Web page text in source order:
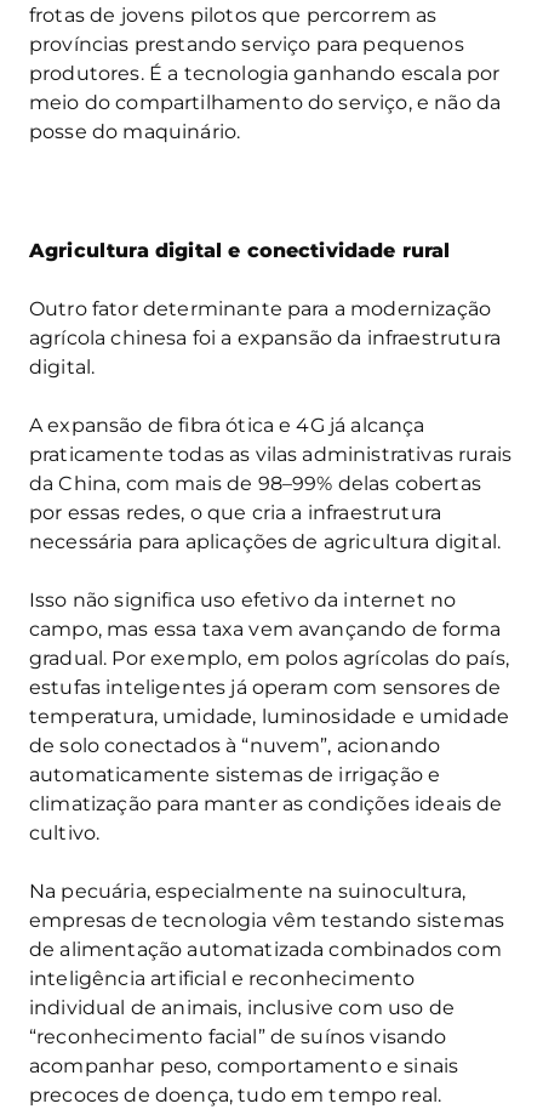
frotas de jovens pilotos que percorrem as
províncias prestando serviço para pequenos
produtores. É a tecnologia ganhando escala por
meio do compartilhamento do serviço, e não da
posse do maquinário.
Agricultura digital e conectividade rural
Outro fator determinante para a modernização
agrícola chinesa foi a expansão da infraestrutura
digital.
A expansão de fibra ótica e 4G já alcança
praticamente todas as vilas administrativas rurais
da China, com mais de 98–99% delas cobertas
por essas redes, o que cria a infraestrutura
necessária para aplicações de agricultura digital.
Isso não significa uso efetivo da internet no
campo, mas essa taxa vem avançando de forma
gradual. Por exemplo, em polos agrícolas do país,
estufas inteligentes já operam com sensores de
temperatura, umidade, luminosidade e umidade
de solo conectados à “nuvem”, acionando
automaticamente sistemas de irrigação e
climatização para manter as condições ideais de
cultivo.
Na pecuária, especialmente na suinocultura,
empresas de tecnologia vêm testando sistemas
de alimentação automatizada combinados com
inteligência artificial e reconhecimento
individual de animais, inclusive com uso de
“reconhecimento facial” de suínos visando
acompanhar peso, comportamento e sinais
precoces de doença, tudo em tempo real.